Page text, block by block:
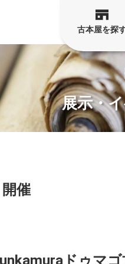
古本屋を探
展示・
催
ドゥマ